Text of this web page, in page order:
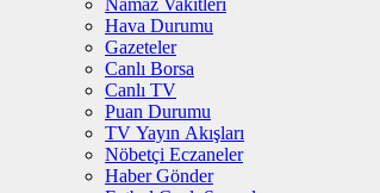
Namaz Vakitleri
Hava Durumu
Gazeteler
Canlı Borsa
Canlı TV
Puan Durumu
TV Yayın Akışları
Nöbetçi Eczaneler
Haber Gönder